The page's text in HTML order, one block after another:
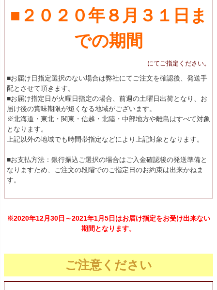
■２０２０年８月３１日ま
での期間
にてご指定ください。
■お届け日指定選択のない場合は弊社にてご注文を確認後、発送手
配とさせて頂きます。
■お届け指定日が火曜日指定の場合、前週の土曜日出荷となり、お
届け後の賞味期限が短くなる地域がございます。
※北海道・東北・関東・信越・北陸・中部地方や離島はすべて対象
となります。
上記以外の地域でも時間帯指定などにより上記対象となります。
■お支払方法：銀行振込ご選択の場合はご入金確認後の発送準備と
なりますため、ご注文の段階でのご指定日のお約束は出来かねま
す。
※2020年12月30日～2021年1月5日はお届け指定をお受け出来ない
期間となります。
ご注意ください